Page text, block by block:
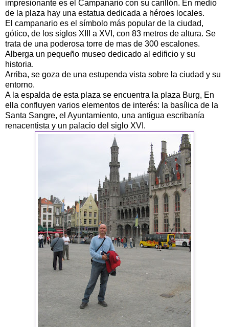
impresionante es el Campanario con su carillón. En medio
de la plaza hay una estatua dedicada a héroes locales.
El campanario es el símbolo más popular de la ciudad,
gótico, de los siglos XIII a XVI, con 83 metros de altura. Se
trata de una poderosa torre de mas de 300 escalones.
Alberga un pequeño museo dedicado al edificio y su
historia.
Arriba, se goza de una estupenda vista sobre la ciudad y su
entorno.
A la espalda de esta plaza se encuentra la plaza Burg, En
ella confluyen varios elementos de interés: la basílica de la
Santa Sangre, el Ayuntamiento, una antigua escribanía
renacentista y un palacio del siglo XVI.